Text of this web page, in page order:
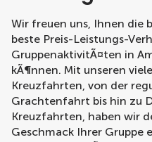
Wir freuen uns, Ihnen die
beste Preis-Leistungs-
GruppenaktivitÃ¤ten in
kÃ¶nnen. Mit unseren
Kreuzfahrten, von der
Grachtenfahrt bis hin zu
Kreuzfahrten, haben wir
Geschmack Ihrer Gruppe